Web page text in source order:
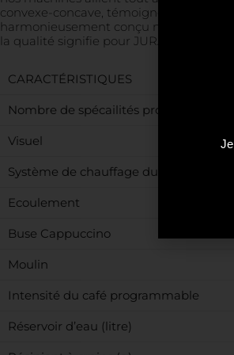
convexe-concave, témoigne d’un
harmonieusement conçu ne sont que
la qualité signifie pour JURA, il suffit de
CARACTÉRISTIQUES
Nombre de spécailités programmable
Visuel
Système de chauffage du bloc
Ecoulement
Buse Cappuccino
Moulin
Intensité du café programmable
Réservoir d’eau (litre)